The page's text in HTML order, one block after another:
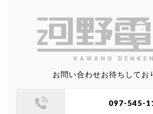
お問い合わせお待ちしてお
097-545-